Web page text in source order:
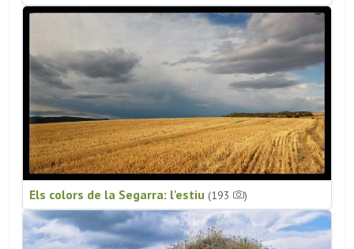
Els colors de la Segarra: l'estiu (193 )